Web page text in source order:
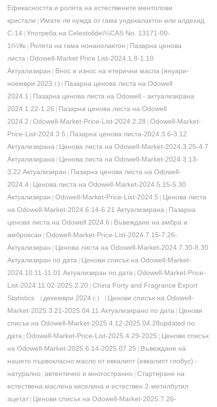
Ефикасността и ролята на естествените ментолови
кристали
Имате ли нужда от гама ундекалактон или алдехид
С-14 Употреба на Celestolideï¼CAS No. 13171-00-
1ï¼‰
Ролята на гама нонанолактон
Пазарна ценова
листа Odowell-Market Price List-2024.1.8-1.10
Актуализиран
Внос и износ на етерични масла (януари-
ноември 2023 г.)
Пазарна ценова листа на Odowell
2024.1
Пазарна ценова листа на Odowell - актуализирана
2024.1.22-1.26
Пазарна ценова листа на Odowell
2024.2
Odowell-Market-Price-List-2024.2.28
Odowell-Market-
Price-List-2024.3.5
Пазарна ценова листа-2024.3.6-3.12
Актуализирана
Ценова листа на Odowell-Market-2024.3.25-4.7
Актуализирана
Ценова листа на Odowell-Market-2024.3.13-
3.22 Актуализиран
Пазарна ценова листа на Odowell-
2024.4
Ценова листа на Odowell-Market-2024.5.15-5.30
Актуализиран
Odowell-Market-Price-List-2024.5
Ценова листа
на Odowell-Market-2024.6.14-6.21 Актуализирана
Пазарна
ценова листа на Odowell 2024.6
Въвеждане на амбра и
амброксан
Odowell-Market-Price-List-2024.7.15-7.26-
Актуализиран
Ценова листа на Odowell-Market-2024.7.30-8.30
Актуализиран по дата
Ценови списък на Odowell-Market-
2024.10.11-11.01 Актуализиран по дата Odowell-Market-Price-
List-2024.11.02-2025.2.20
China Forty and Fragrance Export
Statistics （декември 2024 г.）
Ценови списък на Odowell-
Market-2025.3.21-2025.04.11 Актуализирано по дата
Ценови
списък на Odowell-Market-2025.4.12-2025.04.28updated по
дата Odowell-Market-Price-List-2025.4.29-2025
Ценови списък
на Odowell-Market-2025.6.14-2025.07.25
Въвеждане на
нашето първокласно масло от евкалипт (евкалипт глобус) -
натурално, автентично и многостранно
Стартиране на
естествена маслена киселина и естествен 2-метилбутил
ацетат
Ценови списък на Odowell-Market-2025.7.26-